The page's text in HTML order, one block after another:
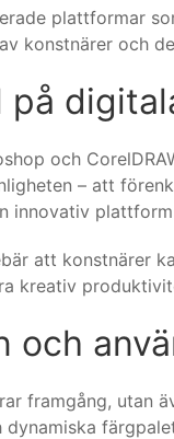
plattformar
konstnärer och
på
och
– att
innovativ
att konstnärer
kreativ
och
framgång, utan
dynamiska